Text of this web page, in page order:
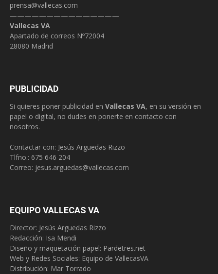
prensa@vallecas.com
———————————————
Vallecas VA
Apartado de correos Nº72004
28080 Madrid
PUBLICIDAD
Si quieres poner publicidad en Vallecas VA, en su versión en
papel o digital, no dudes en ponerte en contacto con
nosotros.
Contactar con: Jesús Arguedas Rizzo
Tlfno.: 675 646 204
Correo: jesus.arguedas@vallecas.com
EQUIPO VALLECAS VA
Director: Jesús Arguedas Rizzo
Redacción: Isa Mendi
Diseño y maquetación papel: Pardetres.net
Web y Redes Sociales: Equipo de VallecasVA
Distribución: Mar Torrado